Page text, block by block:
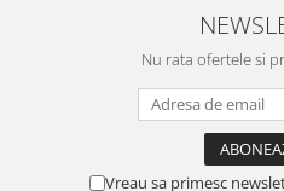
Nu rata ofertele si
Vreau sa primesc